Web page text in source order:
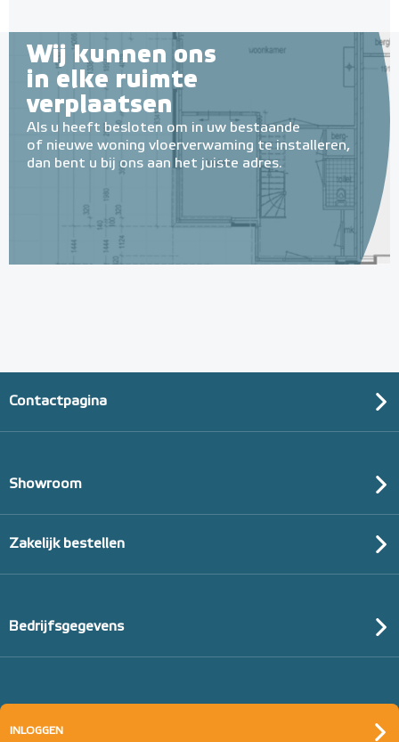
Buigveren Buitenbuigveer,
Wij kunnen ons
in elke ruimte
verplaatsen
Als u heeft besloten om in uw bestaande
of nieuwe woning vloerverwaming te installeren,
dan bent u bij ons aan het juiste adres.
Contactpagina
Showroom
Zakelijk bestellen
Bedrijfsgegevens
INLOGGEN